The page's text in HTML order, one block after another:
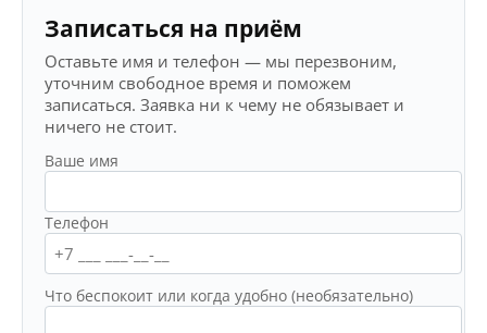
Записаться на приём
Оставьте имя и телефон — мы перезвоним,
уточним свободное время и поможем
записаться. Заявка ни к чему не обязывает и
ничего не стоит.
Ваше имя
Телефон
Что беспокоит или когда удобно (необязательно)